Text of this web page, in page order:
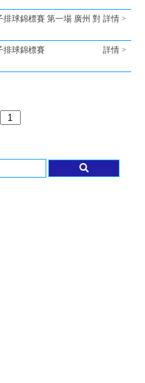
排球錦標賽 第一場 廣州 對 詳情 >
排球錦標賽 詳情 >